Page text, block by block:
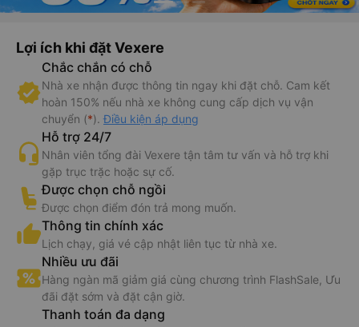
Lợi ích khi đặt Vexere
Chắc chắn có chỗ
Nhà xe nhận được thông tin ngay khi đặt chỗ. Cam kết
hoàn 150% nếu nhà xe không cung cấp dịch vụ vận
chuyển (*). Điều kiện áp dụng
Hỗ trợ 24/7
Nhân viên tổng đài Vexere tận tâm tư vấn và hỗ trợ khi
gặp trục trặc hoặc sự cố.
Được chọn chỗ ngồi
Được chọn điểm đón trả mong muốn.
Thông tin chính xác
Lịch chạy, giá vé cập nhật liên tục từ nhà xe.
Nhiều ưu đãi
Hàng ngàn mã giảm giá cùng chương trình FlashSale, Ưu
đãi đặt sớm và đặt cận giờ.
Thanh toán đa dạng